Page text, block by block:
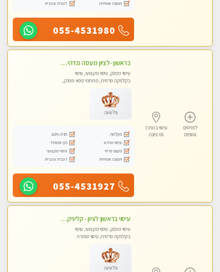
תמונה אמיתית
דוברת עיברית
055-4531980
לפרטים
נוספים
עיסוי במרכז
נס ציונה
בראשון -לציון מעסה מדהימה ביותר בתל אביב ומומלץ לחלוטין! פרטי! ​​​​​​ Highly recommended
עיסוי מפנק, עיסוי מקצועי, עיסוי
בקלניקה פרטית, מתחמי ספא מפנק,
פלטינה
מקלחת
חניה חינם
עיסוי מרגיע
נקי ומסודר
מקום פרטי
עיסוי מקצועי
תמונה אמיתית
דוברת עיברית
055-4531927
עיסוי בראשון לציון - קליניקה פרטית עיסוי קסום איכותי ומרגיע מידי זהב עיסוי שבדי קלאסי ורפלקסולוגיה שרות מקצועי טל- 052-4818650
עיסוי מפנק, עיסוי מקצועי, עיסוי
בקלניקה פרטית, עיסוי טנטרה
פלטינה